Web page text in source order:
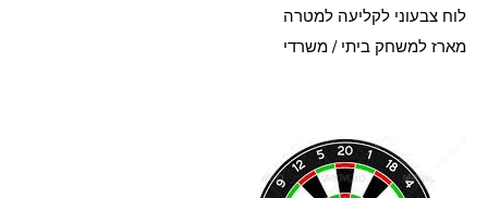
לוח צבעוני לקליעה למטרה
מארז למשחק ביתי / משרדי